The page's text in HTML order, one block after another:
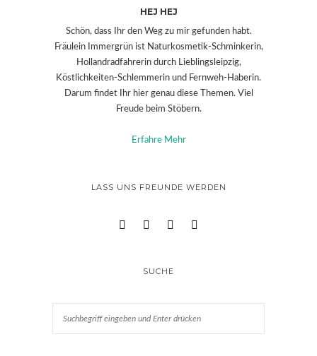
HEJ HEJ
Schön, dass Ihr den Weg zu mir gefunden habt.
Fräulein Immergrün ist Naturkosmetik-Schminkerin,
Hollandradfahrerin durch Lieblingsleipzig,
Köstlichkeiten-Schlemmerin und Fernweh-Haberin.
Darum findet Ihr hier genau diese Themen. Viel
Freude beim Stöbern.
Erfahre Mehr
LASS UNS FREUNDE WERDEN
SUCHE